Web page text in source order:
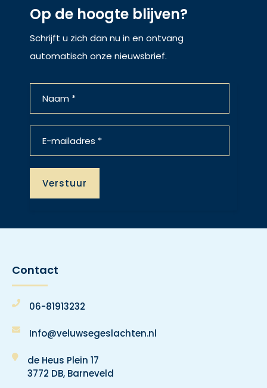
Op de hoogte blijven?
Schrijft u zich dan nu in en ontvang
automatisch onze nieuwsbrief.
Contact
06-81913232
Info@veluwsegeslachten.nl
de Heus Plein 17
3772 DB, Barneveld